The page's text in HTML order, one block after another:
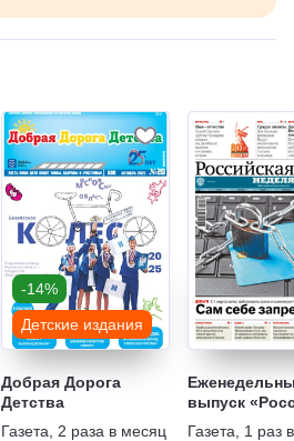
-14%
Детские издания
Добрая Дорога
Детства
Газета
2 раза в месяц
выпуск
газеты» -
Газета
1 раз